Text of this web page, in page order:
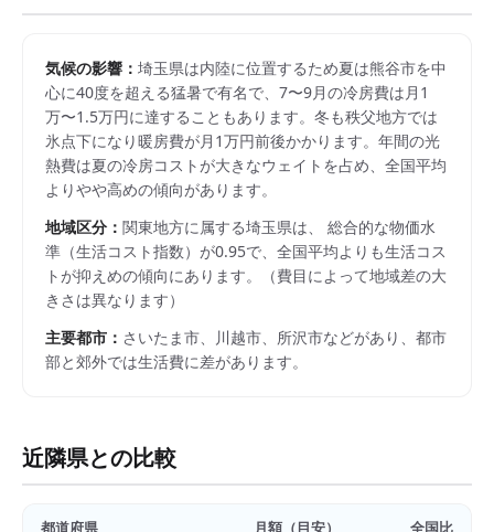
気候の影響： 埼玉県は内陸に位置するため夏は熊谷市を中
心に40度を超える猛暑で有名で、7〜9月の冷房費は月1
万〜1.5万円に達することもあります。冬も秩父地方では
氷点下になり暖房費が月1万円前後かかります。年間の光
熱費は夏の冷房コストが大きなウェイトを占め、全国平均
よりやや高めの傾向があります。
地域区分： 関東地方に属する埼玉県は、 総合的な物価水
準（生活コスト指数）が0.95で、 全国平均よりも生活コス
トが抑えめの傾向にあります。
（費目によって地域差の大
きさは異なります）
主要都市： さいたま市、川越市、所沢市などがあり、都市
部と郊外では生活費に差があります。
近隣県との比較
都道府県 月額（目安） 全国比